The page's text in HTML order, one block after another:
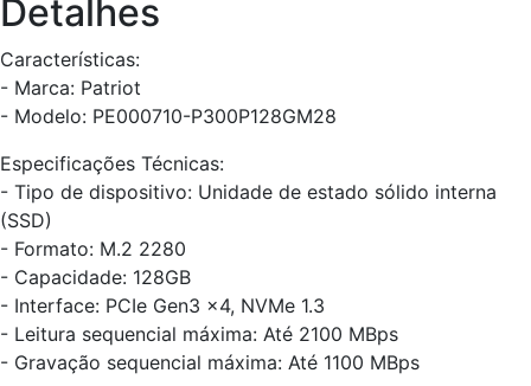
Detalhes
Características:
- Marca: Patriot
- Modelo: PE000710-P300P128GM28
Especificações Técnicas:
- Tipo de dispositivo: Unidade de estado sólido interna
(SSD)
- Formato: M.2 2280
- Capacidade: 128GB
- Interface: PCIe Gen3 x4, NVMe 1.3
- Leitura sequencial máxima: Até 2100 MBps
- Gravação sequencial máxima: Até 1100 MBps